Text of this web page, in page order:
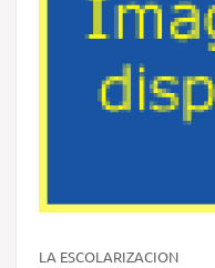
LA ESCOLARIZACION